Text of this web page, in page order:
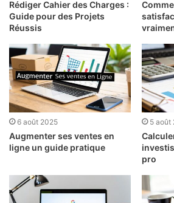
Rédiger Cahier des Charges :
Guide pour des Projets
Réussis
6 août 2025
Augmenter ses ventes en
ligne un guide pratique
5 août
pro